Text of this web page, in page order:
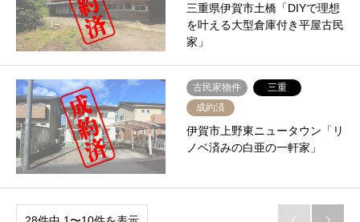
三重県伊賀市土橋「DIYで理想
を叶える大型倉庫付き平屋古民
家」
古民家物件
三重
成約済
伊賀市上野東ニュータウン「リ
ノベ済みの白亜の一軒家」